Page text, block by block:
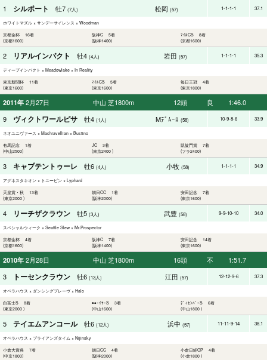
1 シルポート 牡7 (7人) 松岡 (57) 1-1-1-1 37.1
ホワイトマズル × サンデーサイレンス × Woodman
京都金杯 16着
(京都1600)
阪神C 5着
(阪神1400)
ﾏｲﾙCS 8着
(京都1600)
2 リアルインパクト 牡4 (4人) 岩田 (57) 1-1-1-1 35.3
ディープインパクト × Meadowlake × In Reality
東京新聞杯 11着
(東京1600)
ﾏｲﾙCS 5着
(東京1600)
毎日王冠 4着
(東京1800)
2011年 2月27日 中山 芝1800m 12頭 良
1:46.0
9 ヴィクトワールピサ 牡4 (1人) Mﾃﾞﾑｰﾛ (58) 10-9-8-6 33.9
ネオユニヴァース × Machiavellian × Bustino
有馬記念 1着
(中山2500)
JC 3着
(東京2400 )
凱旋門賞 7着
(フラ2400)
3 キャプテントゥーレ 牡6 (4人) 小牧 (58) 1-1-1-1 34.9
アグネスタキオン × トニービン × Lyphard
天皇賞・秋 13着
(東京2000 )
朝日CC 1着
(阪神2000)
安田記念 7着
(東京1600)
4 リーチザクラウン 牡5 (3人) 武豊 (58) 9-9-10-10 34.0
スペシャルウィーク × Seattle Slew × Mr.Prospector
京都金杯 4着
(京都1600)
阪神C 7着
(阪神1400)
安田記念 14着
(東京1600)
2010年 2月28日 中山 芝1800m 16頭 不
1:51.7
3
トーセンクラウン 牡6 (13人) 江田 (57) 12-12-9-6 37.3
オペラハウス × ダンシングブレーヴ × Halo
白富士S 8着
(東京2000 )
ﾆｭｰｲﾔｰS 3着
(中山1600)
ﾃﾞｨｾﾝﾊﾞｰS 6着
(中山1800 )
5 テイエムアンコール牡6 (12人) 浜中 (57) 11-11-9-14 38.1
オペラハウス × ブライアンズタイム × Nijinsky
小倉大賞典 7着
(中京1800)
朝日CC 4着
(阪神2000)
小倉日経OP 4着
(小倉1800 )